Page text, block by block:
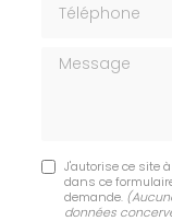
Message
J'autorise ce site
dans ce
demande.
données